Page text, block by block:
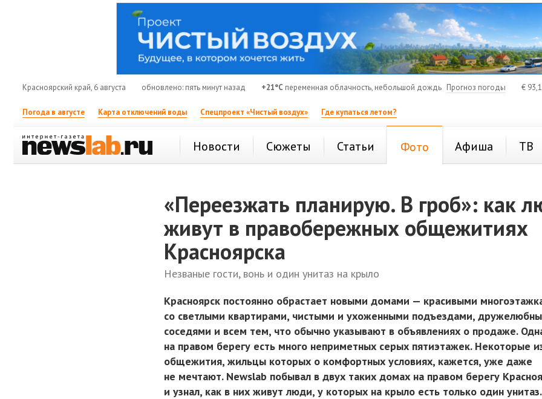
Красноярский край, 6 августа обновлено: пять минут назад +21°C переменная облачность, небольшой дождь Прогноз погоды €
Погода в августе Карта отключений воды Спецпроект «Чистый воздух» Где купаться летом?
Новости Сюжеты Статьи Фото Афиша ТВ
«Переезжать планирую. В гроб»: как
живут в правобережных общежитиях
Красноярска
Незваные гости, вонь и один унитаз на крыло
Красноярск постоянно обрастает новыми домами — красивыми
со светлыми квартирами, чистыми и ухоженными подъездами,
соседями и всем тем, что обычно указывают в объявлениях о продаже.
на правом берегу есть много неприметных серых пятиэтажек. Некоторые
общежития, жильцы которых о комфортных условиях, кажется, уже даже
не мечтают. Newslab побывал в двух таких домах на правом берегу
и узнал, как в них живут люди, у которых на крыло есть только один унитаз.